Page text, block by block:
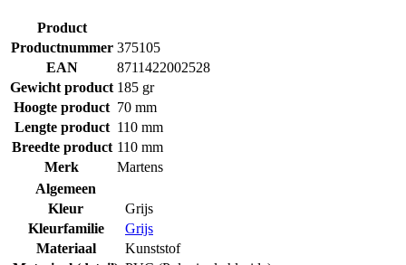
Product
Productnummer 375105
EAN
8711422002528
Gewicht product 185 gr
Hoogte product 70 mm
Lengte product 110 mm
Breedte product 110 mm
Merk
Martens
Algemeen
Kleur
Grijs
Kleurfamilie
Grijs
Materiaal
Kunststof